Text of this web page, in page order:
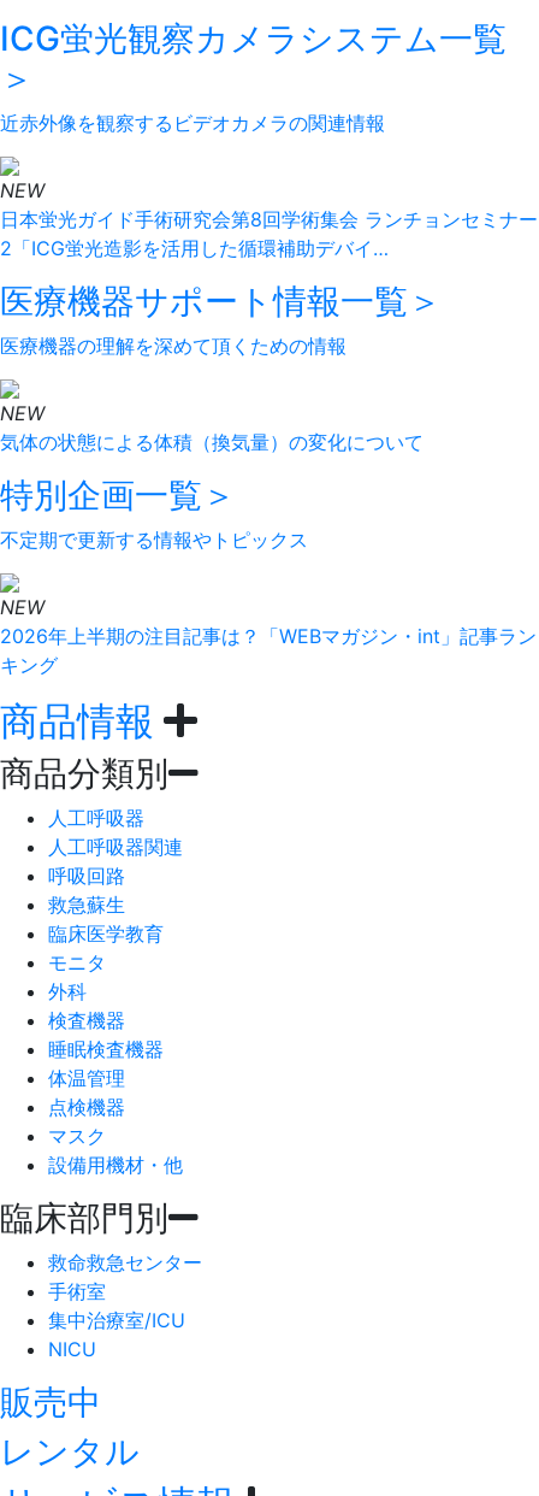
ICG蛍光観察カメラシステム一覧
＞
近赤外像を観察するビデオカメラの関連情報
NEW
日本蛍光ガイド手術研究会第8回学術集会 ランチョンセミナー
2「ICG蛍光造影を活用した循環補助デバイ…
医療機器サポート情報一覧＞
医療機器の理解を深めて頂くための情報
NEW
気体の状態による体積（換気量）の変化について
特別企画一覧＞
不定期で更新する情報やトピックス
NEW
2026年上半期の注目記事は？「WEBマガジン・int」記事ラン
キング
商品情報
商品分類別
人工呼吸器
人工呼吸器関連
呼吸回路
救急蘇生
臨床医学教育
モニタ
外科
検査機器
睡眠検査機器
体温管理
点検機器
マスク
設備用機材・他
臨床部門別
救命救急センター
手術室
集中治療室/ICU
NICU
販売中
レンタル